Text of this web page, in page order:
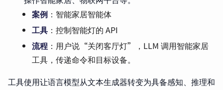
案例 ：智能家居智能体
工具 ：控制智能灯的 API
流程 ：用户说“关闭客厅灯”，LLM 调用智能家居
工具，传递命令和目标设备。
工具使用让语言模型从文本生成器转变为具备感知、推理和